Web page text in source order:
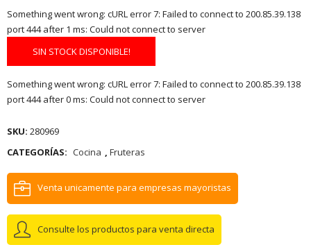
Something went wrong: cURL error 7: Failed to connect to 200.85.39.138
port 444 after 1 ms: Could not connect to server
SIN STOCK DISPONIBLE!
Something went wrong: cURL error 7: Failed to connect to 200.85.39.138
port 444 after 0 ms: Could not connect to server
SKU: 280969
CATEGORÍAS: Cocina , Fruteras
Venta unicamente para empresas mayoristas
Consulte los productos para venta directa